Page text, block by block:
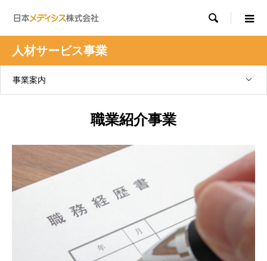

人材サービス事業
事業案内
職業紹介事業